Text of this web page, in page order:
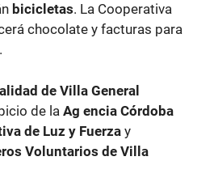
bicicletas. La Cooperativa
chocolate y facturas para
de Villa General
de la Ag encia Córdoba
de Luz y Fuerza y
Voluntarios de Villa